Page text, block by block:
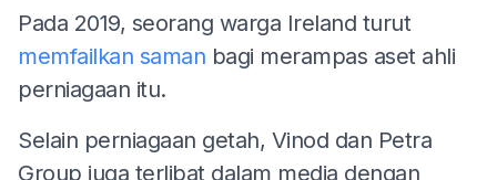
Pada 2019, seorang warga Ireland turut
memfailkan saman bagi merampas aset ahli
perniagaan itu.
Selain perniagaan getah, Vinod dan Petra
Group juga terlibat dalam media dengan